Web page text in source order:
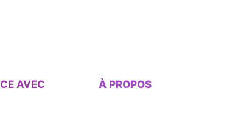
AVEC
À PROPOS